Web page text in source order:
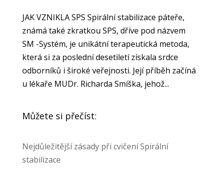
JAK VZNIKLA SPS Spirální stabilizace páteře,
známá také zkratkou SPS, dříve pod názvem
SM -Systém, je unikátní terapeutická metoda,
která si za poslední desetiletí získala srdce
odborníků i široké veřejnosti. Její příběh začíná
u lékaře MUDr. Richarda Smíška, jehož...
Můžete si přečíst:
Nejdůležitější zásady při cvičení Spirální
stabilizace